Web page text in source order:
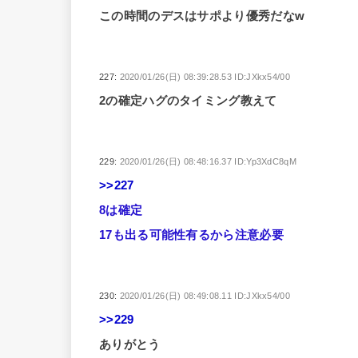
この時間のデスはサポより優秀だなw
227: 2020/01/26(日) 08:39:28.53 ID:JXkx54/00
2の確定ハグのタイミング教えて
229: 2020/01/26(日) 08:48:16.37 ID:Yp3XdC8qM
>>227
8は確定
17も出る可能性有るから注意必要
230: 2020/01/26(日) 08:49:08.11 ID:JXkx54/00
>>229
ありがとう